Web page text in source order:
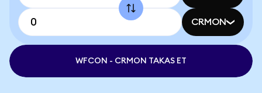
CRMON
WFCON - CRMON TAKAS ET